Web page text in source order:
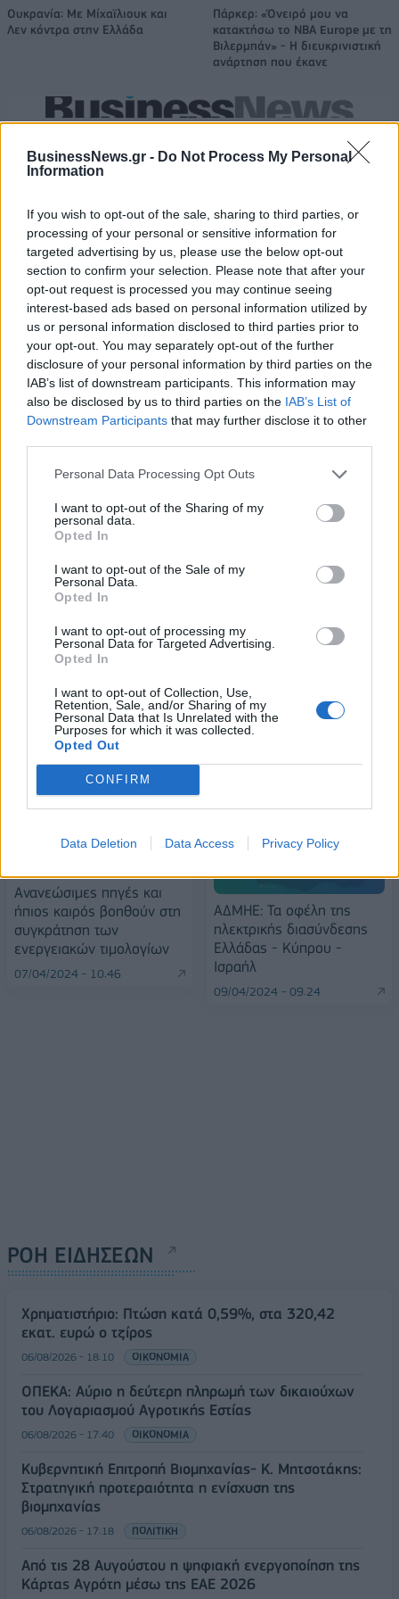
BusinessNews.gr - Do Not Process My Personal
Information
If you wish to opt-out of the sale, sharing to third parties, or
processing of your personal or sensitive information for
targeted advertising by us, please use the below opt-out
section to confirm your selection. Please note that after your
opt-out request is processed you may continue seeing
interest-based ads based on personal information utilized by
us or personal information disclosed to third parties prior to
your opt-out. You may separately opt-out of the further
disclosure of your personal information by third parties on the
IAB’s list of downstream participants. This information may
also be disclosed by us to third parties on the IAB’s List of
Downstream Participants that may further disclose it to other
Personal Data Processing Opt Outs
I want to opt-out of the Sharing of my
personal data.
Opted In
I want to opt-out of the Sale of my
Personal Data.
Opted In
I want to opt-out of processing my
Personal Data for Targeted Advertising.
Opted In
I want to opt-out of Collection, Use,
Retention, Sale, and/or Sharing of my
Personal Data that Is Unrelated with the
Purposes for which it was collected.
Opted Out
CONFIRM
Data Deletion Data Access Privacy Policy
Ουκρανία: Με Μίχαϊλιουκ και
Λεν κόντρα στην Ελλάδα
Πάρκερ: «Όνειρό μου να
κατακτήσω το ΝΒΑ Europe με τη
Βιλερμπάν» - Η διευκρινιστική
ανάρτηση που έκανε
Viohalco: Αυξημένος κατά 14%
ο τζίρος στο α' εξάμηνο, στα 4,3
δισ. ευρώ – Στα 446 εκατ. ευρώ
τα EBITDA
ΥΠΕΘΟΟ: Νέες επενδύσεις 1
δισ. ευρώ ως το 2028 για την
Ενέργεια
Η συμφωνία Arval-Athlon αναδιαμορφώνει την αγορά leasing
VW: Η δύσκολη εξίσωση της
18η συνεχόμενη χρονιά για τον
Alpha Bank: Για πρώτη φορά το Αρχαίο Θέατρο Επιδαύρου άνοιξε τις
πύλες του σε όλους
ESG Report 2025: Πώς η ΑΒ Βασιλόπουλος μετατρέπει τη
βιωσιμότητα σε καθημερινή πράξη
ΠΕΡΙΣΣΌΤΕΡΑ ΣΕ ΑΥΤΉ ΤΗΝ ΚΑΤΗΓΟΡΊΑ
Ανανεώσιμες πηγές και
ήπιος καιρός βοηθούν στη
συγκράτηση των
ενεργειακών τιμολογίων
07/04/2024 - 10:46
ΑΔΜΗΕ: Τα οφέλη της
ηλεκτρικής διασύνδεσης
Ελλάδας - Κύπρου -
Ισραήλ
09/04/2024 - 09:24
ΡΟΗ ΕΙΔΗΣΕΩΝ
Χρηματιστήριο: Πτώση κατά 0,59%, στα 320,42
εκατ. ευρώ ο τζίρος
06/08/2026 - 18:10 ΟΙΚΟΝΟΜΙΑ
ΟΠΕΚΑ: Αύριο η δεύτερη πληρωμή των δικαιούχων
του Λογαριασμού Αγροτικής Εστίας
06/08/2026 - 17:40 ΟΙΚΟΝΟΜΙΑ
Κυβερνητική Επιτροπή Βιομηχανίας- Κ. Μητσοτάκης:
Στρατηγική προτεραιότητα η ενίσχυση της
βιομηχανίας
06/08/2026 - 17:18 ΠΟΛΙΤΙΚΗ
Από τις 28 Αυγούστου η ψηφιακή ενεργοποίηση της
Κάρτας Αγρότη μέσω της ΕΑΕ 2026